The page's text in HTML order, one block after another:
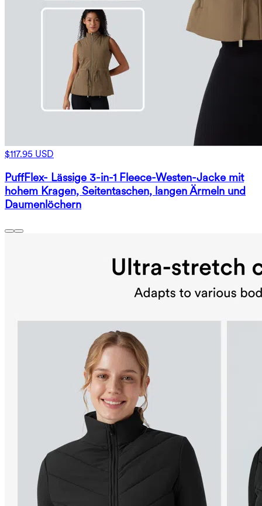
$117.95 USD
PuffFlex- Lässige 3-in-1 Fleece-Westen-Jacke mit
hohem Kragen, Seitentaschen, langen Ärmeln und
Daumenlöchern